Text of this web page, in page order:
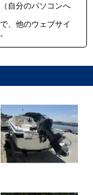
自分のパソコンへ
、他のウェブサイ